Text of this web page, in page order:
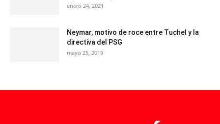
enero 24, 2021
Neymar, motivo de roce entre Tuchel y la
directiva del PSG
mayo 25, 2019